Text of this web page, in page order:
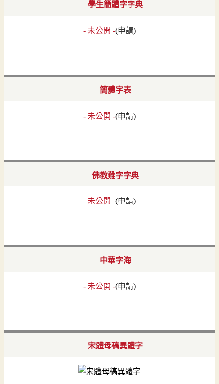
學生簡體字字典
- 未公開 -(申請)
簡體字表
- 未公開 -(申請)
佛教難字字典
- 未公開 -(申請)
中華字海
- 未公開 -(申請)
宋體母稿異體字